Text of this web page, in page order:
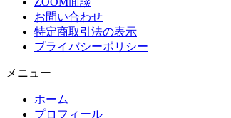
お問い合わせ
特定商取引法の表示
プライバシーポリシー
メニュー
ホーム
プロフィール